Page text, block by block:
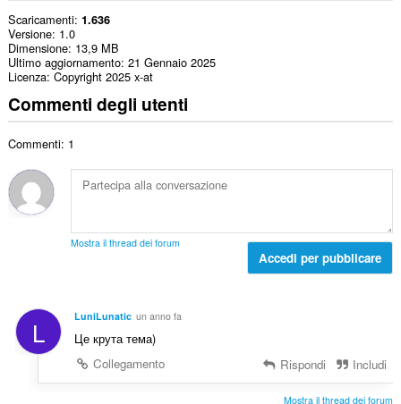
Scaricamenti 1.636
Versione 1.0
Dimensione 13,9 MB
Ultimo aggiornamento 21 Gennaio 2025
Licenza Copyright 2025 x-at
Commenti degli utenti
Commenti: 1
Mostra il thread dei forum
Accedi per pubblicare
L LuniLunatic un anno fa
Це крута тема)
Collegamento
Rispondi Includi
Mostra il thread dei forum